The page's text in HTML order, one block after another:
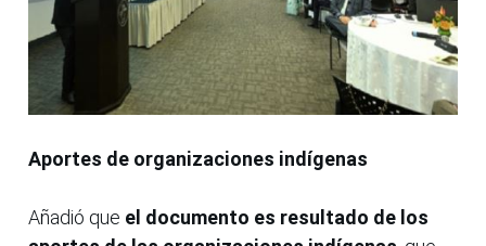
Aportes de organizaciones indígenas
Añadió que el documento es resultado de los